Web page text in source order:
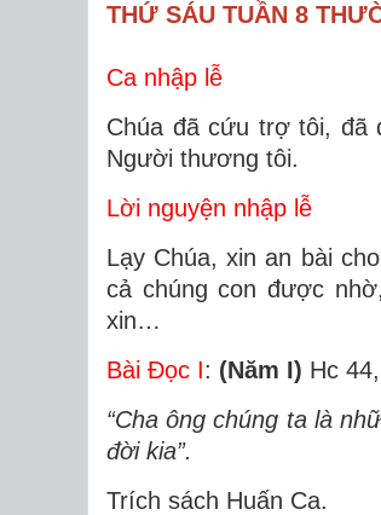
THỨ SÁU TUẦN 8
Ca nhập lễ
Chúa đã cứu trợ tôi, đã
Người thương tôi.
Lời nguyện nhập lễ
Lạy Chúa, xin an bài
cả chúng con được
xin…
Bài Ðọc I: (Năm I) Hc
“Cha ông chúng ta là
đời kia”.
Trích sách Huấn Ca.